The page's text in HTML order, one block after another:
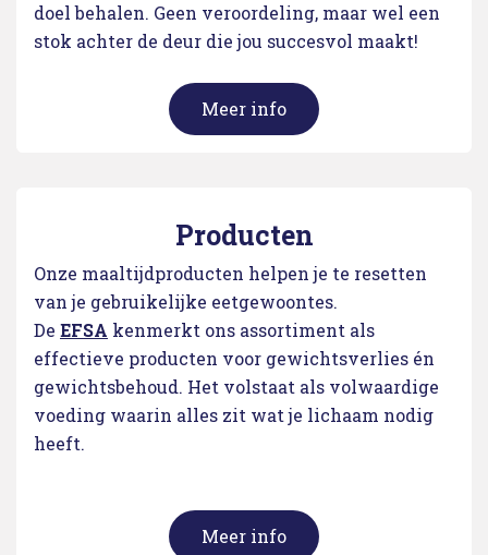
doel behalen. Geen veroordeling, maar wel een
stok achter de deur die jou succesvol maakt!
Meer info
Producten
Onze maaltijdproducten helpen je te resetten
van je gebruikelijke eetgewoontes.
De EFSA kenmerkt ons assortiment als
effectieve producten voor gewichtsverlies én
gewichtsbehoud. Het volstaat als volwaardige
voeding waarin alles zit wat je lichaam nodig
heeft.
Meer info